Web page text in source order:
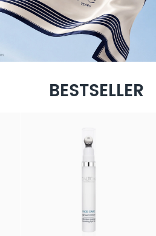
BESTSELLER